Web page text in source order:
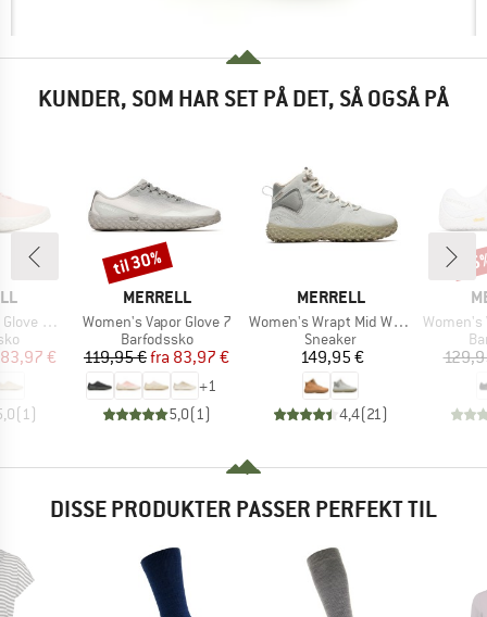
KUNDER, SOM HAR SET PÅ DET, SÅ OGSÅ PÅ
7 LTR
pris
83,97 €
( 1)
MÆRKE
MERRELL
Artikel
Women's Vapor Glove 7
Produktgruppe
Barfodssko
Pris
119,95 € Nedsat pris
fra 83,97 €
+1
5,0( 1)
Rabat
til 30%
MÆRKE
MERRELL
Artikel
Women's Wrapt Mid Waterproof
Produktgruppe
Sneaker
Pris
149,95 €
4,4(21)
Artikel
Women's
DISSE PRODUKTER PASSER PERFEKT TIL